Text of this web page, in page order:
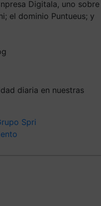
Digitala, uno sobre
el dominio Puntueus; y
diaria en nuestras
Spri